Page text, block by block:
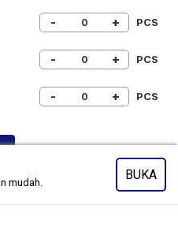
- + PCS
- + PCS
- + PCS